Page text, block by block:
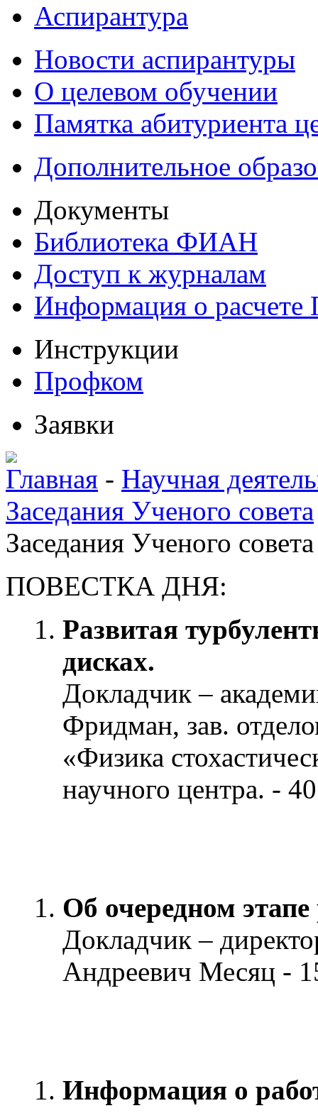
Аспирантура
Новости аспирантуры
О целевом обучении
Памятка абитуриента
Дополнительное
Документы
Библиотека ФИАН
Доступ к журналам
Информация о
Инструкции
Профком
Заявки
Главная - Научная
Заседания Ученого совета
Заседания Ученого
ПОВЕСТКА ДНЯ:
Развитая
дисках.
Докладчик –
Фридман, зав.
«Физика
научного центра. -
Об очередном
Докладчик –
Андреевич Месяц -
Информация о